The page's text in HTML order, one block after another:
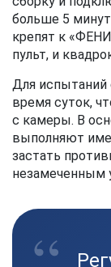
больше 5
крепят к
пульт, и
Для испытаний
время суток,
с камеры. В
выполняют
застать
незамеченным